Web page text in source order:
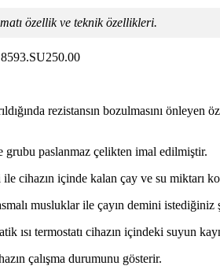
özellik ve teknik özellikleri.
8593.SU250.00
rezistansın bozulmasını
grubu paslanmaz çelikten imal edilmiştir.
cihazın içinde kalan çay ve su miktarı
musluklar ile çayın demini
ısı termostatı cihazın içindeki suyun
çalışma durumunu gösterir.